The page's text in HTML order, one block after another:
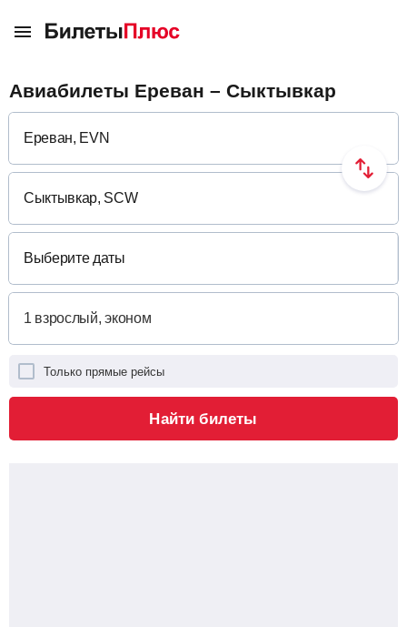
Авиабилеты Ереван – Сыктывкар
Выберите даты
Только прямые рейсы
Найти билеты